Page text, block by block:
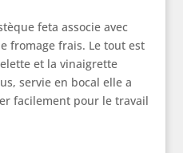
feta associe avec
fromage frais. Le tout est
et la vinaigrette
servie en bocal elle a
facilement pour le travail